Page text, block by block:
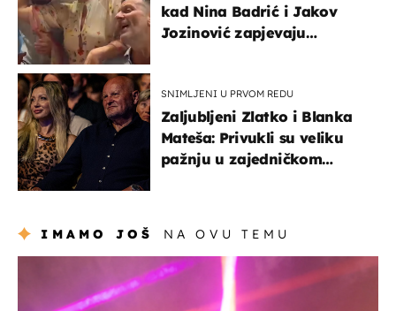
kad Nina Badrić i Jakov
Jozinović zapjevaju
SNIMLJENI U PRVOM REDU
Zaljubljeni Zlatko i Blanka
Mateša: Privukli su veliku
pažnju u zajedničkom
IMAMO JOŠ NA OVU TEMU